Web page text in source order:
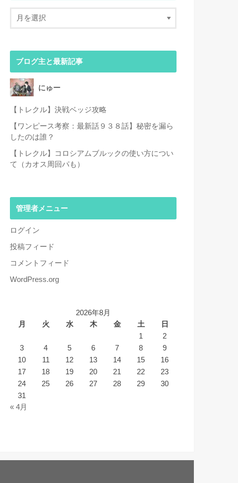
ブログ主と最新記事
にゅー
【トレクル】決戦ベッジ攻略
【ワンピース考察：最新話９３８話】秘密を漏ら
したのは誰？
【トレクル】コロシアムブルックの使い方につい
て（カオス周回パも）
管理者メニュー
ログイン
投稿フィード
コメントフィード
WordPress.org
2026年8月
月
火 水 木 金 土
日
1
2
3
4 5 6 7 8
9
10
11 12 13 14 15
16
17
18 19 20 21 22
23
24
25 26 27 28 29
30
31
« 4月